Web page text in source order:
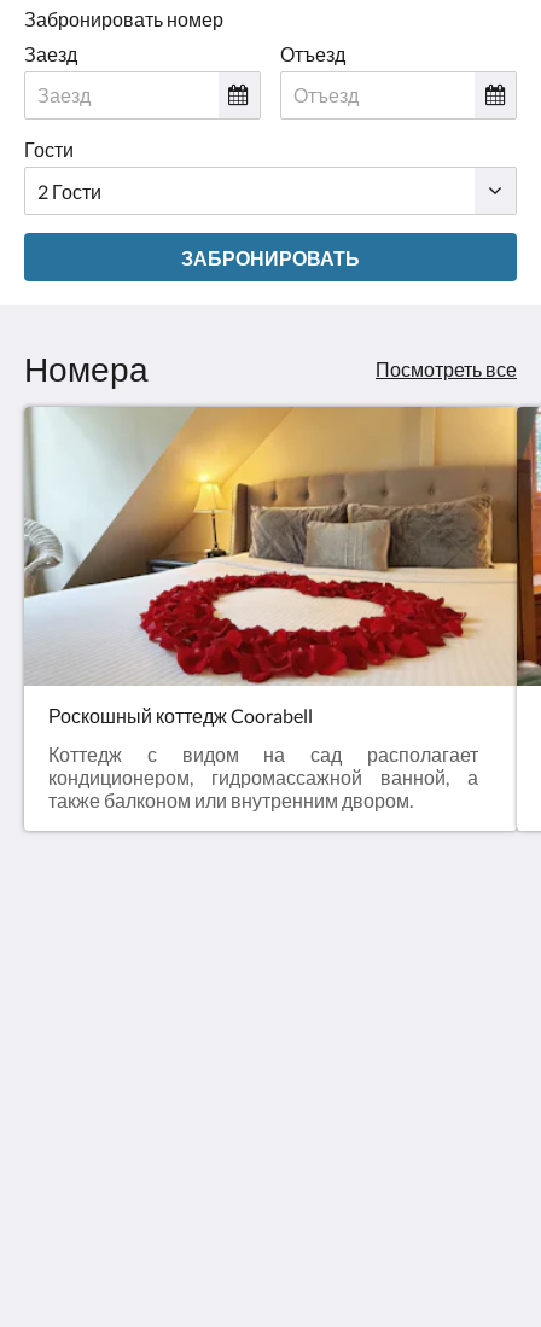
Забронировать номер
Заезд
Отъезд
Гости
ЗАБРОНИРОВАТЬ
Номера Посмотреть все
Роскошный коттедж Coorabell
Коттедж с видом на сад располагает
кондиционером, гидромассажной ванной, а
также балконом или внутренним двором.